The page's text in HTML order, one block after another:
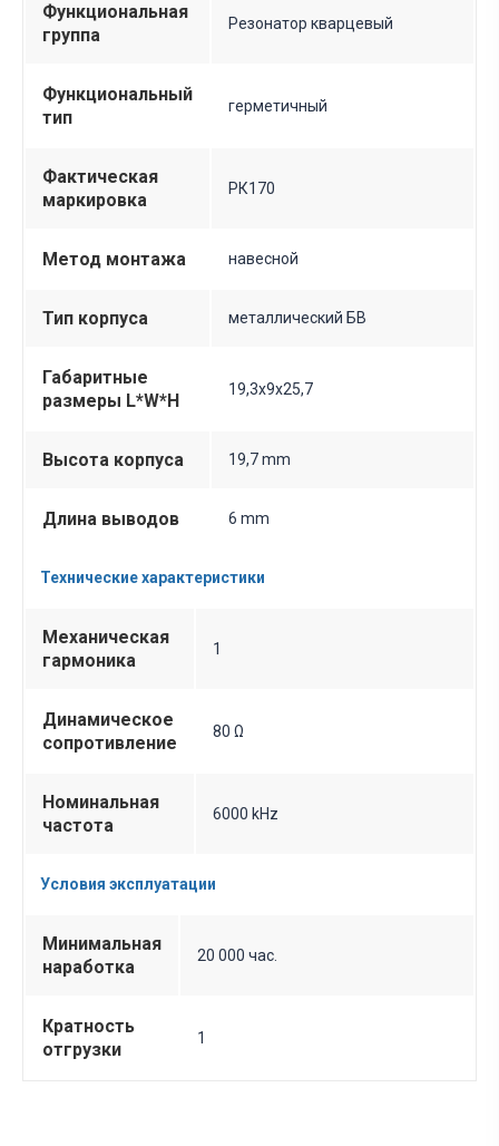
Функциональная
группа
Резонатор кварцевый
Функциональный
тип
герметичный
Фактическая
маркировка
РК170
Метод монтажа навесной
Тип корпуса металлический БВ
Габаритные
размеры L*W*H
19,3х9х25,7
Высота корпуса 19,7 mm
Длина выводов 6 mm
Технические характеристики
Механическая
гармоника
1
Динамическое
сопротивление
80 Ω
Номинальная
частота
6000 kHz
Условия эксплуатации
Минимальная
наработка
20 000 час.
Кратность
отгрузки
1